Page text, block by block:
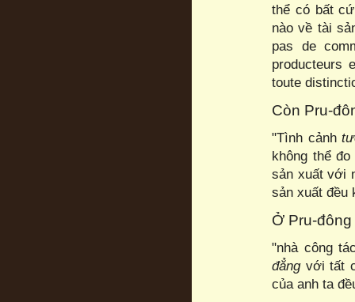
thể có bất
nào về tài
pas de
producteurs
toute
Còn Pru-
"Tình cảnh
không thể
sản xuất với
sản xuất đều
Ở Pru-
"nhà công
đẳng với tất
của anh ta